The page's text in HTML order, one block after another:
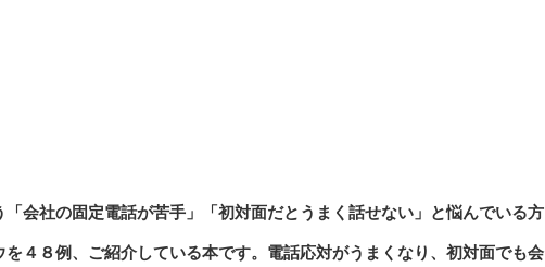
会社の固定電話が苦手」「初対面だとうまく話せない」と悩んでいる方
４８例、ご紹介している本です。電話応対がうまくなり、初対面でも会